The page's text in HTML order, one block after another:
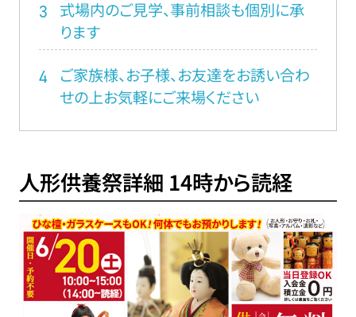
3
式場内のご見学、事前相談も個別に承
ります
4
ご家族様、お子様、お友達をお誘い合わ
せの上お気軽にご来場ください
人形供養祭詳細 14時から読経